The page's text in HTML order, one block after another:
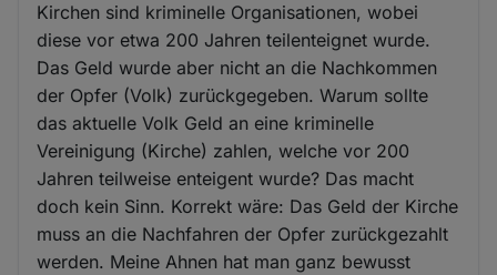
Kirchen sind kriminelle Organisationen, wobei
diese vor etwa 200 Jahren teilenteignet wurde.
Das Geld wurde aber nicht an die Nachkommen
der Opfer (Volk) zurückgegeben. Warum sollte
das aktuelle Volk Geld an eine kriminelle
Vereinigung (Kirche) zahlen, welche vor 200
Jahren teilweise enteigent wurde? Das macht
doch kein Sinn. Korrekt wäre: Das Geld der Kirche
muss an die Nachfahren der Opfer zurückgezahlt
werden. Meine Ahnen hat man ganz bewusst